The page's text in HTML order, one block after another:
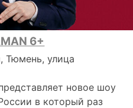
6+
Тюмень, улица
новое шоу
в который раз